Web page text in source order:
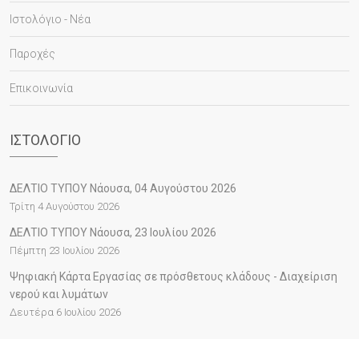
Ιστολόγιο - Νέα
Παροχές
Επικοινωνία
ΙΣΤΟΛΌΓΙΟ
ΔΕΛΤΙΟ ΤΥΠΟΥ Νάουσα, 04 Αυγούστου 2026
Τρίτη 4 Αυγούστου 2026
ΔΕΛΤΙΟ ΤΥΠΟΥ Νάουσα, 23 Ιουλίου 2026
Πέμπτη 23 Ιουλίου 2026
Ψηφιακή Κάρτα Εργασίας σε πρόσθετους κλάδους - Διαχείριση
νερού και λυμάτων
Δευτέρα 6 Ιουλίου 2026